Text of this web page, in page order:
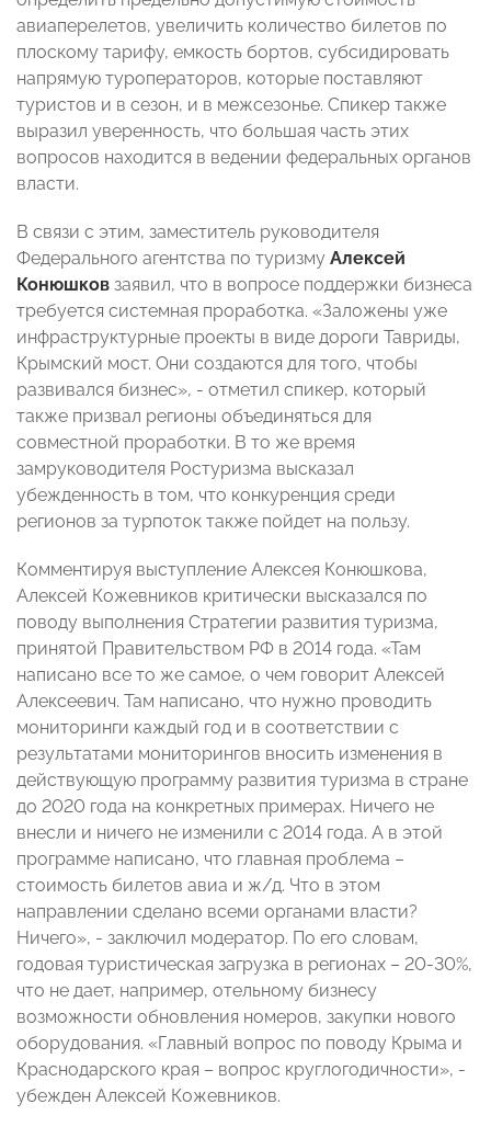
авиаперелетов, увеличить количество билетов по
плоскому тарифу, емкость бортов, субсидировать
напрямую туроператоров, которые поставляют
туристов и в сезон, и в межсезонье. Спикер также
выразил уверенность, что большая часть этих
вопросов находится в ведении федеральных органов
власти.
В связи с этим, заместитель руководителя
Федерального агентства по туризму Алексей
Конюшков заявил, что в вопросе поддержки бизнеса
требуется системная проработка. «Заложены уже
инфраструктурные проекты в виде дороги Тавриды,
Крымский мост. Они создаются для того, чтобы
развивался бизнес», - отметил спикер, который
также призвал регионы объединяться для
совместной проработки. В то же время
замруководителя Ростуризма высказал
убежденность в том, что конкуренция среди
регионов за турпоток также пойдет на пользу.
Комментируя выступление Алексея Конюшкова,
Алексей Кожевников критически высказался по
поводу выполнения Стратегии развития туризма,
принятой Правительством РФ в 2014 года. «Там
написано все то же самое, о чем говорит Алексей
Алексеевич. Там написано, что нужно проводить
мониторинги каждый год и в соответствии с
результатами мониторингов вносить изменения в
действующую программу развития туризма в стране
до 2020 года на конкретных примерах. Ничего не
внесли и ничего не изменили с 2014 года. А в этой
программе написано, что главная проблема –
стоимость билетов авиа и ж/д. Что в этом
направлении сделано всеми органами власти?
Ничего», - заключил модератор. По его словам,
годовая туристическая загрузка в регионах – 20-30%,
что не дает, например, отельному бизнесу
возможности обновления номеров, закупки нового
оборудования. «Главный вопрос по поводу Крыма и
Краснодарского края – вопрос круглогодичности», -
убежден Алексей Кожевников.